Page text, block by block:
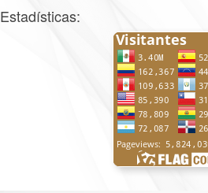
Estadísticas: